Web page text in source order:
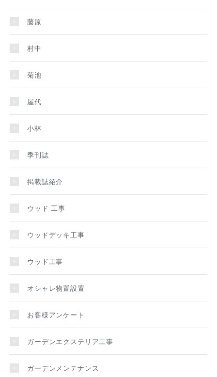
藤原
村中
菊池
屋代
小林
季刊誌
掲載誌紹介
ウッド 工事
ウッドデッキ工事
ウッド工事
オシャレ物置設置
お客様アンケート
ガーデンエクステリア工事
ガーデンメンテナンス